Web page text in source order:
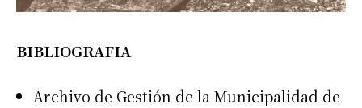
BIBLIOGRAFIA
Archivo de Gestión de la Municipalidad de